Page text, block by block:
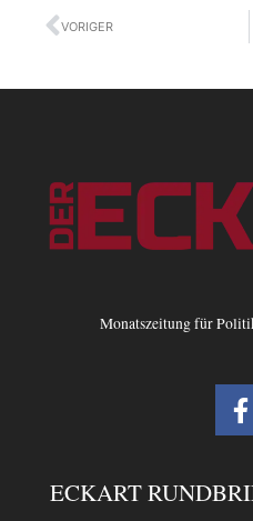
Zurück
VORIGER
Monatszeitung für
F
a
ECKART